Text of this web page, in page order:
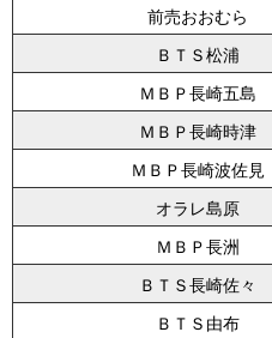
前売おおむら
ＢＴＳ松浦
ＭＢＰ長崎五島
ＭＢＰ長崎時津
ＭＢＰ長崎波佐見
オラレ島原
ＭＢＰ長洲
ＢＴＳ長崎佐々
ＢＴＳ由布